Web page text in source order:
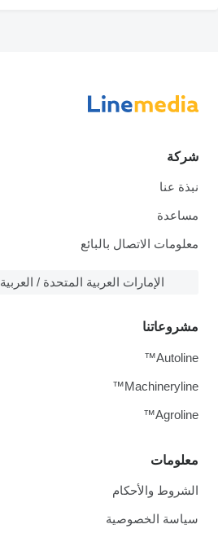
شركة
نبذة عنا
مساعدة
معلومات الاتصال بالبائع
الإمارات العربية المتحدة / العربية
معلومات
الشروط والأحكام
سياسة الخصوصية
مشروعاتنا
Autoline™
Machineryline™
Agroline™